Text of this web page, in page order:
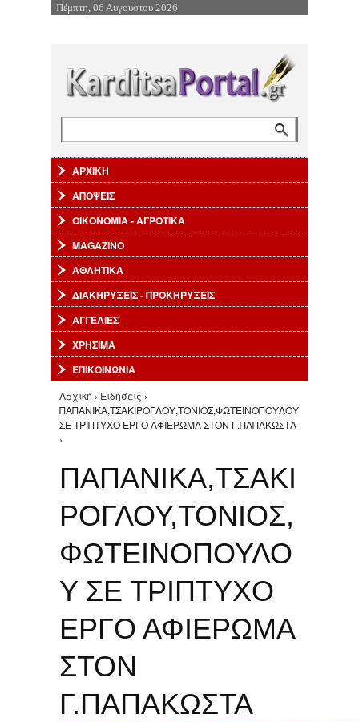
Επιστροφή στην Πλοήγηση
Πέμπτη, 06 Αυγούστου 2026
ΑΡΧΙΚΗ
ΑΠΟΨΕΙΣ
ΟΙΚΟΝΟΜΙΑ - ΑΓΡΟΤΙΚΑ
MAGAZINO
ΑΘΛΗΤΙΚΑ
ΔΙΑΚΗΡΥΞΕΙΣ - ΠΡΟΚΗΡΥΞΕΙΣ
ΑΓΓΕΛΙΕΣ
ΧΡΗΣΙΜΑ
ΕΠΙΚΟΙΝΩΝΙΑ
Είστε εδώ
Αρχική › Ειδήσεις ›
ΠΑΠΑΝΙΚΑ,ΤΣΑΚΙΡΟΓΛΟΥ,ΤΟΝΙΟΣ,ΦΩΤΕΙΝΟΠΟΥΛΟΥ
ΣΕ ΤΡΙΠΤΥΧΟ ΕΡΓΟ ΑΦΙΕΡΩΜΑ ΣΤΟΝ Γ.ΠΑΠΑΚΩΣΤΑ
›
ΠΑΠΑΝΙΚΑ,ΤΣΑΚΙ
ΡΟΓΛΟΥ,ΤΟΝΙΟΣ,
ΦΩΤΕΙΝΟΠΟΥΛΟ
Υ ΣΕ ΤΡΙΠΤΥΧΟ
ΕΡΓΟ ΑΦΙΕΡΩΜΑ
ΣΤΟΝ
Γ.ΠΑΠΑΚΩΣΤΑ